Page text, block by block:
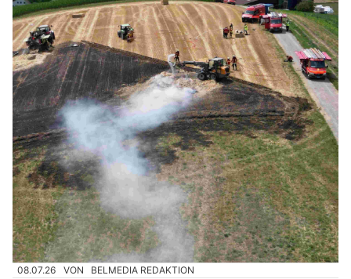
08.07.26 VON BELMEDIA REDAKTION